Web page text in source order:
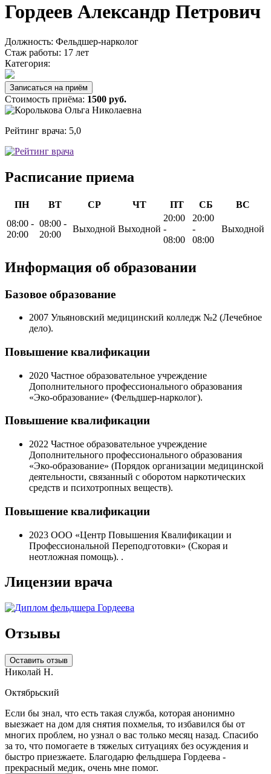
Гордеев Александр Петрович
Должность: Фельдшер-нарколог
Стаж работы: 17 лет
Категория:
Записаться на приём
Стоимость приёма: 1500 руб.
Рейтинг врача: 5,0
Расписание приема
ПН ВТ СР ЧТ ПТ СБ
ВС
08:00 -
20:00
08:00 -
20:00
Выходной Выходной
20:00
-
08:00
20:00
-
08:00
Выходной
Информация об образовании
Базовое образование
2007 Ульяновский медицинский колледж №2 (Лечебное
дело).
Повышение квалификации
2020 Частное образовательное учреждение
Дополнительного профессионального образования
«Эко-образование» (Фельдшер-нарколог).
Повышение квалификации
2022 Частное образовательное учреждение
Дополнительного профессионального образования
«Эко-образование» (Порядок организации медицинской
деятельности, связанный с оборотом наркотических
средств и психотропных веществ).
Повышение квалификации
2023 ООО «Центр Повышения Квалификации и
Профессиональной Переподготовки» (Скорая и
неотложная помощь). .
Лицензии врача
Отзывы
Оставить отзыв
Николай Н.
Октябрьский
Если бы знал, что есть такая служба, которая анонимно
выезжает на дом для снятия похмелья, то избавился бы от
многих проблем, но узнал о вас только месяц назад. Спасибо
за то, что помогаете в тяжелых ситуациях без осуждения и
быстро приезжаете. Благодарю фельдшера Гордеева -
прекрасный медик, очень мне помог.